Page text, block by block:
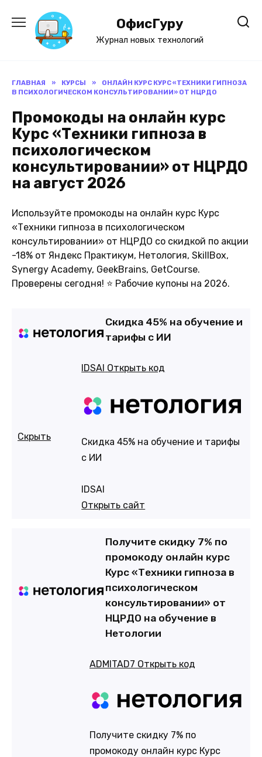
содержанию
ОфисГуру
Журнал новых технологий
ГЛАВНАЯ » КУРСЫ »
ОНЛАЙН КУРС КУРС «ТЕХНИКИ ГИПНОЗА
В ПСИХОЛОГИЧЕСКОМ КОНСУЛЬТИРОВАНИИ» ОТ НЦРДО
Промокоды на онлайн курс
Курс «Техники гипноза в
психологическом
консультировании» от НЦРДО
на август 2026
Используйте промокоды на онлайн курс Курс
«Техники гипноза в психологическом
консультировании» от НЦРДО со скидкой по акции
-18% от Яндекс Практикум, Нетология, SkillBox,
Synergy Academy, GeekBrains, GetCourse.
Проверены сегодня! ⭐ Рабочие купоны на 2026.
Cкидка 45% на обучение и
тарифы с ИИ
Скрыть
IDSAI Открыть код
Cкидка 45% на обучение и тарифы
с ИИ
IDSAI
Открыть сайт
Получите скидку 7% по
промокоду онлайн курс
Курс «Техники гипноза в
психологическом
консультировании» от
НЦРДО на обучение в
Нетологии
ADMITAD7 Открыть код
Получите скидку 7% по
промокоду онлайн курс Курс